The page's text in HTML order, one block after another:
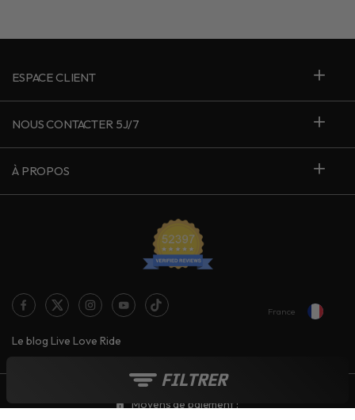
FILTRER
ESPACE CLIENT
NOUS CONTACTER 5J/7
À PROPOS
Le blog Live Love Ride
France
Moyens de paiement :